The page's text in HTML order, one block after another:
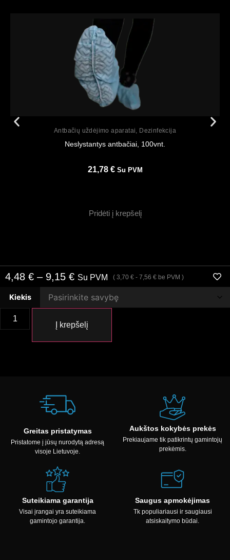
Antbačių uždėjimo aparatai, Dezinfekcija
Neslystantys antbačiai, 100vnt.
21,78 € Su PVM
Pridėti į krepšelį
4,48 € – 9,15 € Su PVM ( 3,70 € - 7,56 € be PVM )
Kiekis
Į krepšelį
Greitas pristatymas
Pristatome į jūsų nurodytą adresą
visoje Lietuvoje.
Aukštos kokybės prekės
Prekiaujame tik patikrintų gamintojų
prekėmis.
Suteikiama garantija
Visai įrangai yra suteikiama
gamintojo garantija.
Saugus apmokėjimas
Tk populiariausi ir saugiausi
atsiskaitymo būdai.